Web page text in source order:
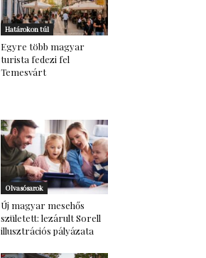
Határokon túl
Egyre több magyar
turista fedezi fel
Temesvárt
Olvasósarok
Új magyar mesehős
született: lezárult Sorell
illusztrációs pályázata